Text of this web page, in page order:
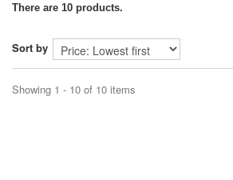
There are 10 products.
Sort by
Showing 1 - 10 of 10 items